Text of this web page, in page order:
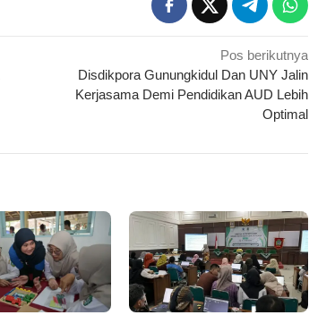
Pos berikutnya
Disdikpora Gunungkidul Dan UNY Jalin
Kerjasama Demi Pendidikan AUD Lebih
Optimal